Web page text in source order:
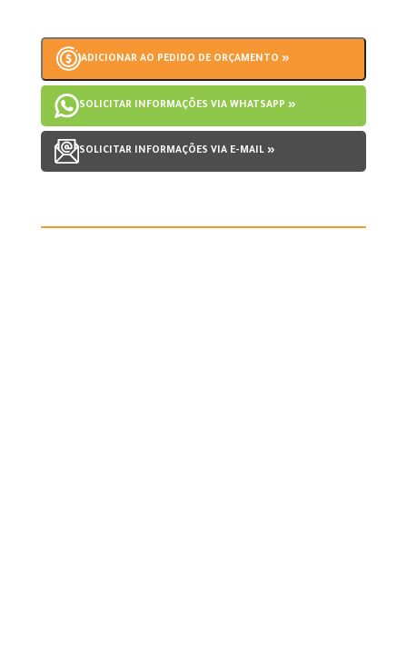
ADICIONAR AO PEDIDO DE ORÇAMENTO »
SOLICITAR INFORMAÇÕES VIA WHATSAPP »
SOLICITAR INFORMAÇÕES VIA E-MAIL »